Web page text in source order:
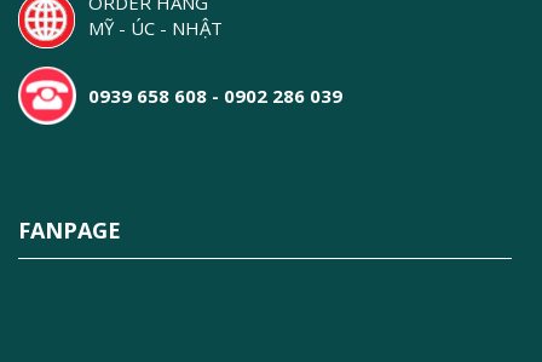
MỸ - ÚC - NHẬT
0939 658 608 - 0902 286 039
FANPAGE